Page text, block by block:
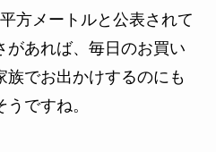
方メートルと公表されて
があれば、毎日のお買い
族でお出かけするのにも
ですね。